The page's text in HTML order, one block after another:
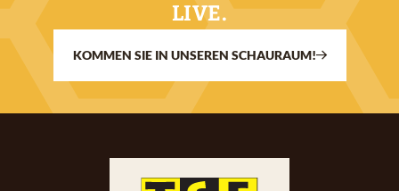
LIVE.
KOMMEN SIE IN UNSEREN SCHAURAUM!